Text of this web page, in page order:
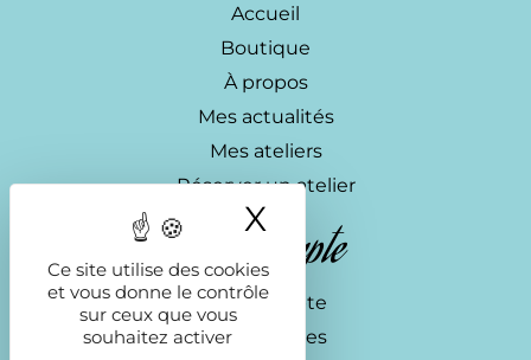
Ce site utilise des cookies
et vous donne le contrôle
sur ceux que vous
souhaitez activer
X Masquer le
Accueil
Boutique
À propos
Mes actualités
Mes ateliers
Réserver un atelier
Mon compte
Mon compte
Commandes